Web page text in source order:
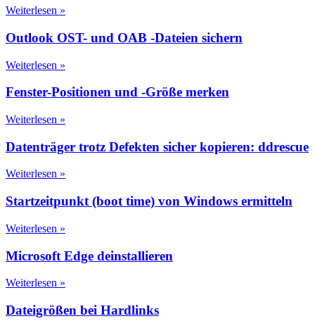
Weiterlesen »
Outlook OST- und OAB -Dateien sichern
Weiterlesen »
Fenster-Positionen und -Größe merken
Weiterlesen »
Datenträger trotz Defekten sicher kopieren: ddrescue
Weiterlesen »
Startzeitpunkt (boot time) von Windows ermitteln
Weiterlesen »
Microsoft Edge deinstallieren
Weiterlesen »
Dateigrößen bei Hardlinks